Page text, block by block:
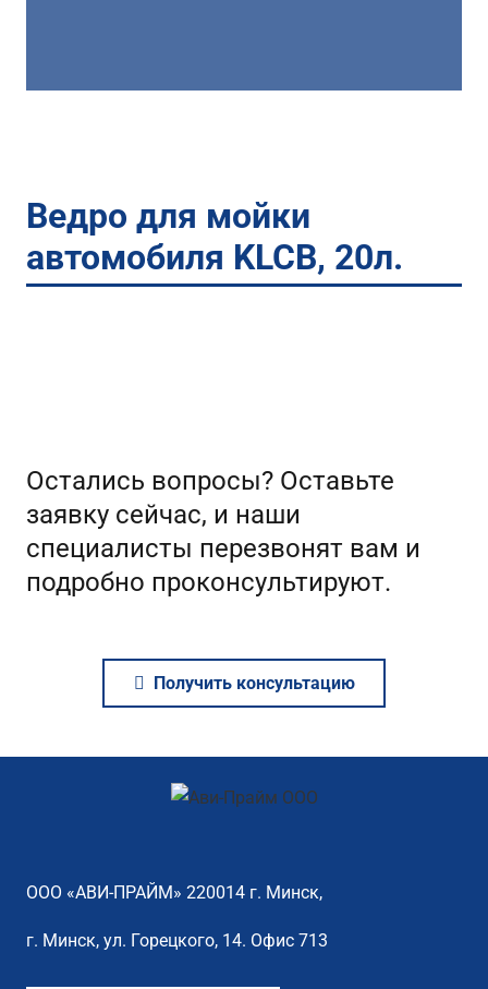
Ведро для мойки
автомобиля KLCB, 20л.
Остались вопросы? Оставьте
заявку сейчас, и наши
специалисты перезвонят вам и
подробно проконсультируют.
Получить консультацию
ООО «АВИ-ПРАЙМ» 220014 г. Минск,
г. Минск, ул. Горецкого, 14. Офис 713